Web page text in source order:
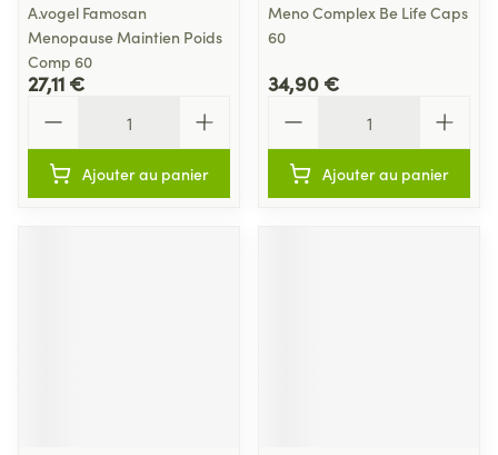
A.vogel Famosan
Menopause Maintien Poids
Comp 60
27,11 €
Ajouter au panier
Meno Complex Be Life Caps
60
34,90 €
Ajouter au panier